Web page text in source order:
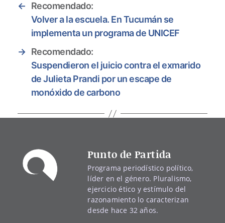
←
Recomendado:
Volver a la escuela. En Tucumán se
implementa un programa de UNICEF
→ Recomendado:
Suspendieron el juicio contra el exmarido
de Julieta Prandi por un escape de
monóxido de carbono
Punto de Partida
Programa periodístico político,
líder en el género. Pluralismo,
ejercicio ético y estímulo del
razonamiento lo caracterizan
desde hace 32 años.